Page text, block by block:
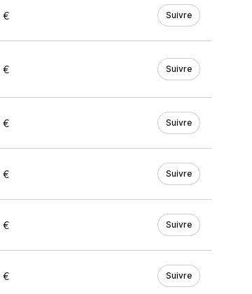
€ Suivre
€ Suivre
€ Suivre
€ Suivre
€ Suivre
€ Suivre